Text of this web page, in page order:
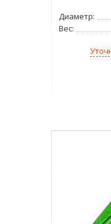
Диаметр:
Вес: